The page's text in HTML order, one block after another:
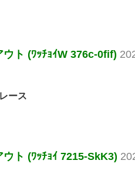
ト (ﾜｯﾁｮｲW 376c-0fif)
ース
ト (ﾜｯﾁｮｲ 7215-SkK3)